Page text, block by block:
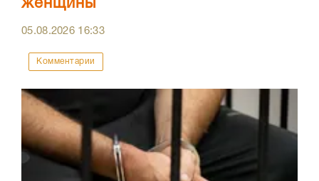
женщины
05.08.2026 16:33
Комментарии